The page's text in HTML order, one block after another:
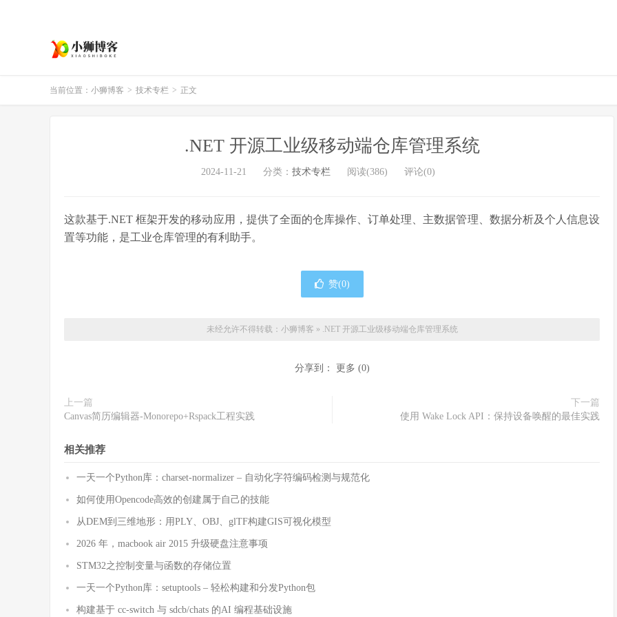
当前位置： 小狮博客 > 技术专栏 > 正文
.NET 开源工业级移动端仓库管理系统
2024-11-21 分类： 技术专栏 阅读(386) 评论(0)
这款基于.NET 框架开发的移动应用，提供了全面的仓库操作、订单处理、主数据管理、数据分析及个人信息设
置等功能，是工业仓库管理的有利助手。
赞(0)
未经允许不得转载： 小狮博客 » .NET 开源工业级移动端仓库管理系统
分享到： 更多 (0)
上一篇
Canvas简历编辑器-Monorepo+Rspack工程实践
下一篇
使用 Wake Lock API：保持设备唤醒的最佳实践
相关推荐
一天一个Python库：charset-normalizer – 自动化字符编码检测与规范化
如何使用Opencode高效的创建属于自己的技能
从DEM到三维地形：用PLY、OBJ、glTF构建GIS可视化模型
2026 年，macbook air 2015 升级硬盘注意事项
STM32之控制变量与函数的存储位置
一天一个Python库：setuptools – 轻松构建和分发Python包
构建基于 cc-switch 与 sdcb/chats 的AI 编程基础设施